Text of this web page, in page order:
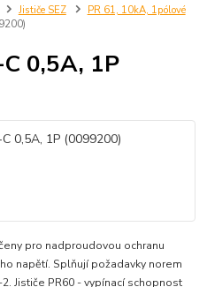
Jističe SEZ
PR 61, 10kA, 1pólové
0,5A, 1P
pro nadproudovou ochranu
napětí. Splňují požadavky norem
2. Jističe PR60 - vypínací schopnost